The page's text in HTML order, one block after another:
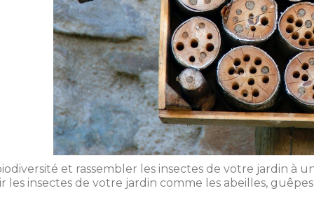
et rassembler les insectes de votre jardin à
les insectes de votre jardin comme les abeilles,